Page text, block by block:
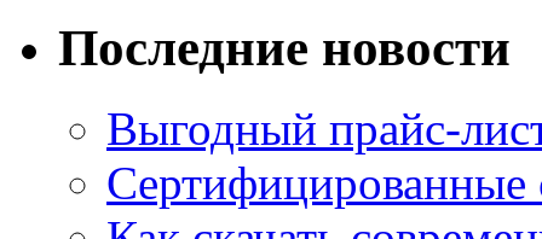
Последние новости
Выгодный прайс-